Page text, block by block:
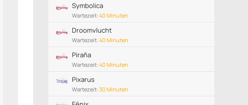
Symbolica
Wartezeit: 40 Minuten
Droomvlucht
Wartezeit: 40 Minuten
Piraña
Wartezeit: 40 Minuten
Pixarus
Wartezeit: 30 Minuten